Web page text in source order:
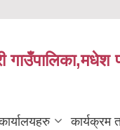
कार्यक्रम